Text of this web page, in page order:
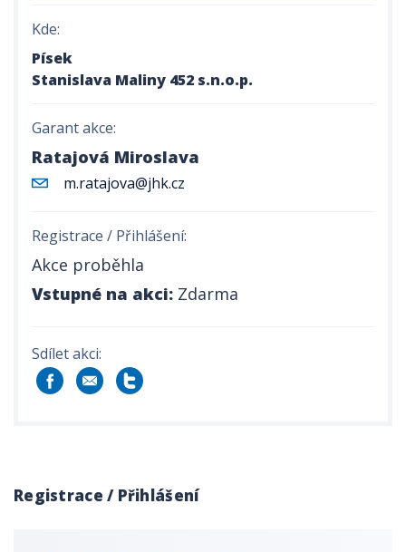
Kde:
Písek
Stanislava Maliny 452 s.n.o.p.
Garant akce:
Ratajová Miroslava
m.ratajova@jhk.cz
Registrace / Přihlášení:
Akce proběhla
Vstupné na akci: Zdarma
Sdílet akci:
Registrace / Přihlášení